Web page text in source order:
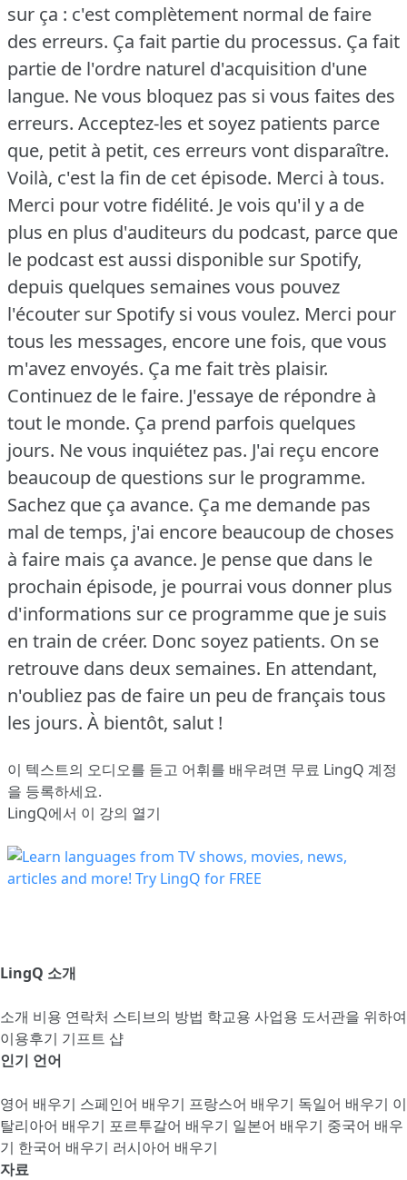
sur ça : c'est complètement normal de faire
des erreurs. Ça fait partie du processus. Ça fait
partie de l'ordre naturel d'acquisition d'une
langue. Ne vous bloquez pas si vous faites des
erreurs. Acceptez-les et soyez patients parce
que, petit à petit, ces erreurs vont disparaître.
Voilà, c'est la fin de cet épisode. Merci à tous.
Merci pour votre fidélité. Je vois qu'il y a de
plus en plus d'auditeurs du podcast, parce que
le podcast est aussi disponible sur Spotify,
depuis quelques semaines vous pouvez
l'écouter sur Spotify si vous voulez. Merci pour
tous les messages, encore une fois, que vous
m'avez envoyés. Ça me fait très plaisir.
Continuez de le faire. J'essaye de répondre à
tout le monde. Ça prend parfois quelques
jours. Ne vous inquiétez pas. J'ai reçu encore
beaucoup de questions sur le programme.
Sachez que ça avance. Ça me demande pas
mal de temps, j'ai encore beaucoup de choses
à faire mais ça avance. Je pense que dans le
prochain épisode, je pourrai vous donner plus
d'informations sur ce programme que je suis
en train de créer. Donc soyez patients. On se
retrouve dans deux semaines. En attendant,
n'oubliez pas de faire un peu de français tous
les jours. À bientôt, salut !
이 텍스트의 오디오를 듣고 어휘를 배우려면 무료 LingQ 계정
을 등록하세요.
LingQ에서 이 강의 열기
LingQ 소개
소개 비용 연락처 스티브의 방법 학교용 사업용 도서관을 위하여
이용후기 기프트 샵
인기 언어
영어 배우기 스페인어 배우기 프랑스어 배우기 독일어 배우기 이
탈리아어 배우기 포르투갈어 배우기 일본어 배우기 중국어 배우
기 한국어 배우기 러시아어 배우기
자료